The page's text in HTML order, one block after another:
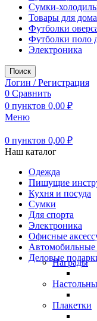
Сумки-
Товары для дома
Футболки
Футболки поло
Электроника
Поиск
Логин / Регистрация
0 Сравнить
0 пунктов 0,00 ₽
Меню
0 пунктов 0,00 ₽
Наш каталог
Одежда
Пишущие
Кухня и посуда
Сумки
Для спорта
Электроника
Офисные
Автомобильные
ДеловыеНаграды
Плакетки